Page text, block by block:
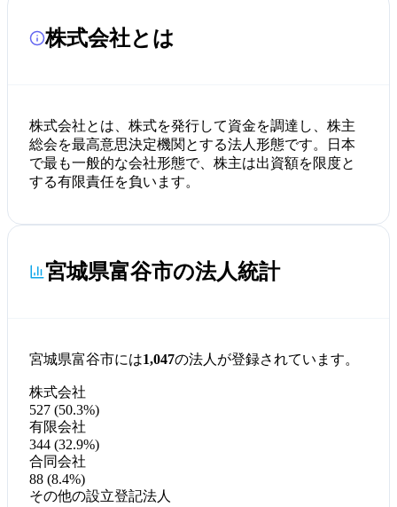
株式会社とは
株式会社とは、株式を発行して資金を調達し、株主
総会を最高意思決定機関とする法人形態です。日本
で最も一般的な会社形態で、株主は出資額を限度と
する有限責任を負います。
宮城県富谷市の法人統計
宮城県富谷市には1,047の法人が登録されています。
株式会社
527 (50.3%)
有限会社
344 (32.9%)
合同会社
88 (8.4%)
その他の設立登記法人